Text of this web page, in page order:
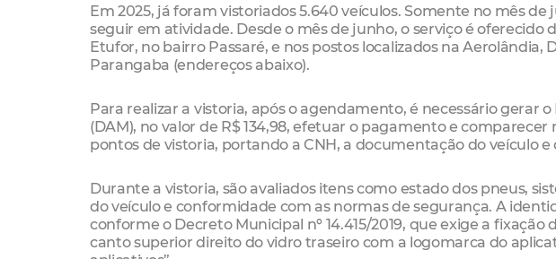
Em 2025, já foram vistoriados 5.640 veículos. Somente no mês
seguir em atividade. Desde o mês de junho, o serviço é oferecido
Etufor, no bairro Passaré, e nos postos localizados na Aerolândia,
Parangaba (endereços abaixo).
Para realizar a vistoria, após o agendamento, é necessário gerar
(DAM), no valor de R$ 134,98, efetuar o pagamento e
pontos de vistoria, portando a CNH, a documentação do veículo
Durante a vistoria, são avaliados itens como estado dos pneus,
do veículo e conformidade com as normas de segurança. A
conforme o Decreto Municipal nº 14.415/2019, que exige a fixação
canto superior direito do vidro traseiro com a logomarca do